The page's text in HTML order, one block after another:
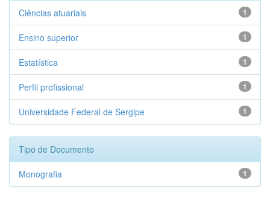
1
Ciências atuariais
1
Ensino superior
1
Estatística
1
Perfil profissional
1
Universidade Federal de Sergipe
Tipo de Documento
1
Monografia